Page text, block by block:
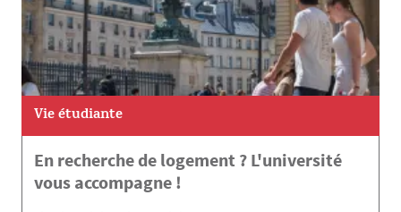
Vie étudiante
En recherche de logement ? L'université
vous accompagne !